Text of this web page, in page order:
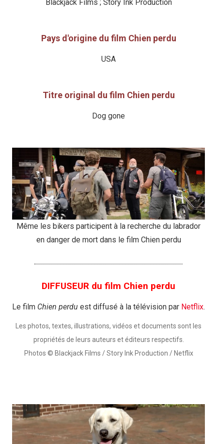
Blackjack Films ; Story Ink Production
Pays d'origine du film Chien perdu
USA
Titre original du film Chien perdu
Dog gone
Même les bikers participent à la recherche du labrador
en danger de mort dans le film Chien perdu
DIFFUSEUR du film Chien perdu
Le film Chien perdu est diffusé à la télévision par Netflix.
Les photos, textes, illustrations, vidéos et documents sont les
propriétés de leurs auteurs et éditeurs respectifs.
Photos © Blackjack Films / Story Ink Production / Netflix